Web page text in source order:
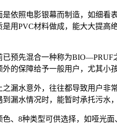
依照电影银幕而制造，如细
用PVC材料做成，能大大提
预先混合一种称为
的保障给予一般用户，尤其小
漏水意外，往往都导致用户
漏水情况时，能暂时承托污水
、8种类型可供选择，如哑光